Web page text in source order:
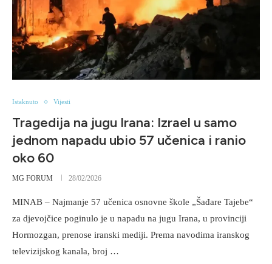
Istaknuto Vijesti
Tragedija na jugu Irana: Izrael u samo
jednom napadu ubio 57 učenica i ranio
oko 60
MG FORUM 28/02/2026
MINAB – Najmanje 57 učenica osnovne škole „Šađare Tajebe“
za djevojčice poginulo je u napadu na jugu Irana, u provinciji
Hormozgan, prenose iranski mediji. Prema navodima iranskog
televizijskog kanala, broj …